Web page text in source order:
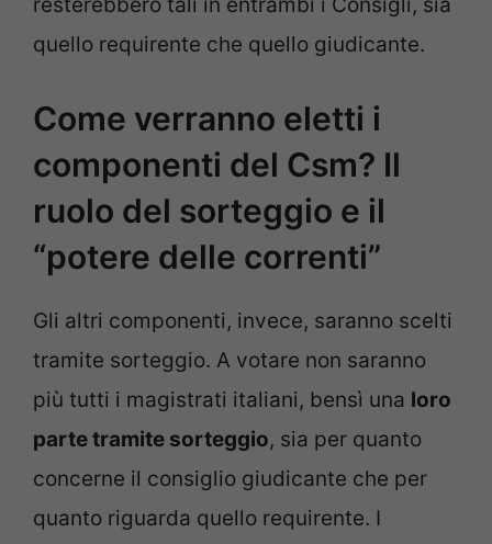
quello requirente che quello giudicante.
Come verranno eletti i
componenti del Csm? Il
ruolo del sorteggio e il
“potere delle correnti”
Gli altri componenti, invece, saranno scelti
tramite sorteggio. A votare non saranno
più tutti i magistrati italiani, bensì una loro
parte tramite sorteggio, sia per quanto
concerne il consiglio giudicante che per
quanto riguarda quello requirente. I